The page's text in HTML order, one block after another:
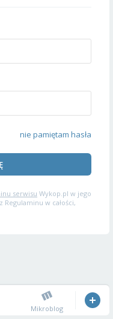
nie pamiętam hasła
serwisu Wykop.pl w jego
w całości,
Mikroblog